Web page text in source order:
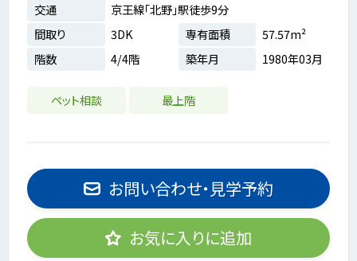
交通
京王線「北野」駅徒歩9分
間取り
3DK 専有面積
57.57m²
階数
4/4階 築年月 1980年03月
ペット相談 最上階
お問い合わせ・見学予約
お気に入りに追加